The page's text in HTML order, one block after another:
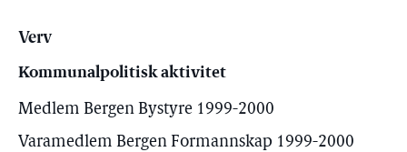
Verv
Kommunalpolitisk aktivitet
Medlem Bergen Bystyre 1999-2000
Varamedlem Bergen Formannskap 1999-2000